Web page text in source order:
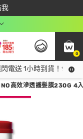
我
0
電送 1小時到貨！領神
高效滲透護髮膜230G 4